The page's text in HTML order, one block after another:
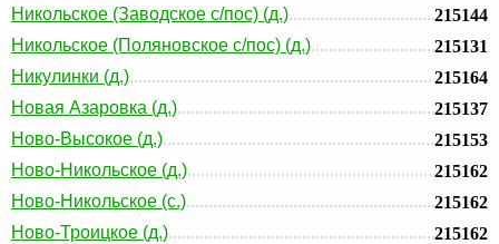
Никольское (Заводское с/пос) (д.)
215144
Никольское (Поляновское с/пос) (д.)
215131
Никулинки (д.)
215164
Новая Азаровка (д.)
215137
Ново-Высокое (д.)
215153
Ново-Никольское (д.)
215162
Ново-Никольское (с.)
215162
Ново-Троицкое (д.)
215162